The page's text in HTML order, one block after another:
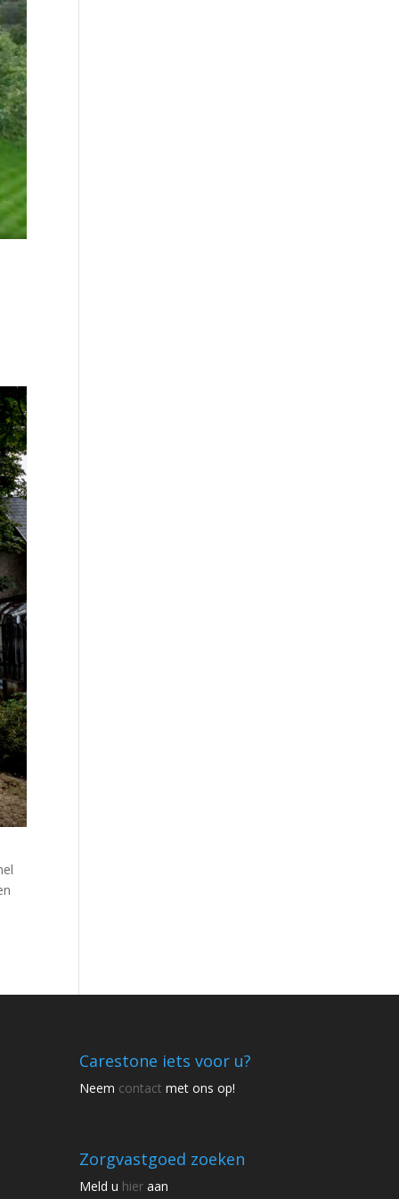
Carestone iets voor u?
Neem contact met ons op!
Zorgvastgoed zoeken
Meld u hier aan